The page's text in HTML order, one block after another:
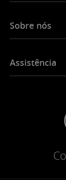
Sobre nós
Actualidades
Assistência